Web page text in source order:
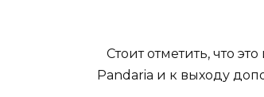
Стоит отметить, что
Pandaria и к выходу